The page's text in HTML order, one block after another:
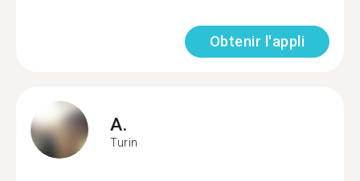
Obtenir l'appli
A.
Turin